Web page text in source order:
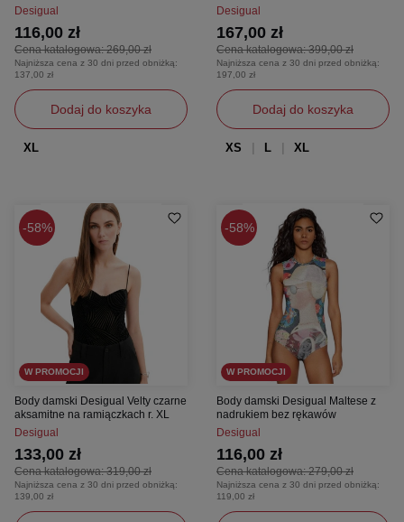
Desigual
Cena katalogowa:269,00 zł
116,00 zł
Najniższa cena z 30 dni przed obniżką:
137,00 zł
Dodaj do koszyka
XL
Desigual
Cena katalogowa:399,00 zł
167,00 zł
Najniższa cena z 30 dni przed obniżką:
197,00 zł
Dodaj do koszyka
XS L XL
58%
W PROMOCJI
Body damski Desigual Velty czarne
aksamitne na ramiączkach r. XL
Desigual
Cena katalogowa:319,00 zł
133,00 zł
Najniższa cena z 30 dni przed obniżką:
139,00 zł
58%
W PROMOCJI
Body damski Desigual Maltese z
nadrukiem bez rękawów
Desigual
Cena katalogowa:279,00 zł
116,00 zł
Najniższa cena z 30 dni przed obniżką:
119,00 zł